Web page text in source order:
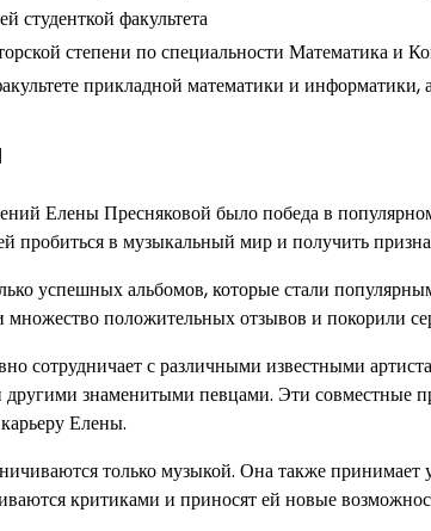
студенткой факультета
степени по специальности Математика и
прикладной математики и
Елены Пресняковой было победа в
пробиться в музыкальный мир и получить
успешных альбомов, которые стали
положительных отзывов и покорили
сотрудничает с различными известными
знаменитыми певцами. Эти совместные
Елены.
только музыкой. Она также принимает
критиками и приносят ей новые